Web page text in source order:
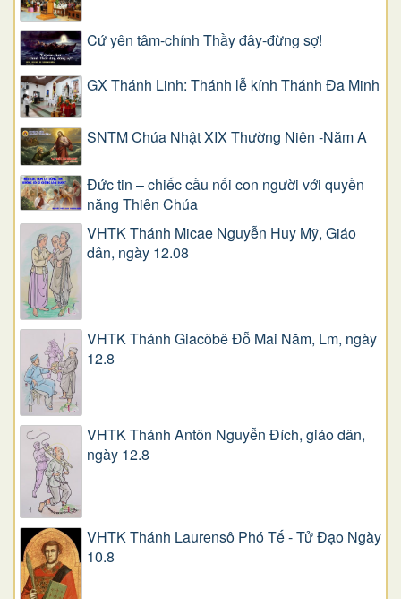
Cứ yên tâm-chính Thầy đây-đừng sợ!
GX Thánh Linh: Thánh lễ kính Thánh Đa Minh
SNTM Chúa Nhật XIX Thường Niên -Năm A
Đức tin – chiếc cầu nối con người với quyền
năng Thiên Chúa
VHTK Thánh Micae Nguyễn Huy Mỹ, Giáo
dân, ngày 12.08
VHTK Thánh Giacôbê Ðỗ Mai Năm, Lm, ngày
12.8
VHTK Thánh Antôn Nguyễn Ðích, giáo dân,
ngày 12.8
VHTK Thánh Laurensô Phó Tế - Tử Đạo Ngày
10.8